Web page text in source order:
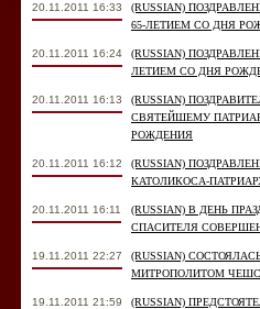
20.11.2011 16:33
(RUSSIAN)
65-ЛЕТИЕМ СО ДНЯ
20.11.2011 16:24
(RUSSIAN)
ЛЕТИЕМ СО ДНЯ
20.11.2011 16:13
(RUSSIAN)
СВЯТЕЙШЕМУ
РОЖДЕНИЯ
20.11.2011 16:12
(RUSSIAN)
КАТОЛИКОСА-
20.11.2011 16:11
(RUSSIAN) В ДЕНЬ
СПАСИТЕЛЯ
19.11.2011 22:27
(RUSSIAN)
МИТРОПОЛИТОМ
19.11.2011 21:59
(RUSSIAN)